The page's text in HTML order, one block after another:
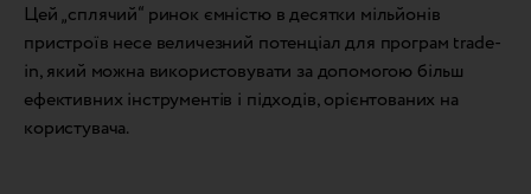
Цей „сплячий“ ринок ємністю в десятки мільйонів
пристроїв несе величезний потенціал для програм trade-
in, який можна використовувати за допомогою більш
ефективних інструментів і підходів, орієнтованих на
користувача.